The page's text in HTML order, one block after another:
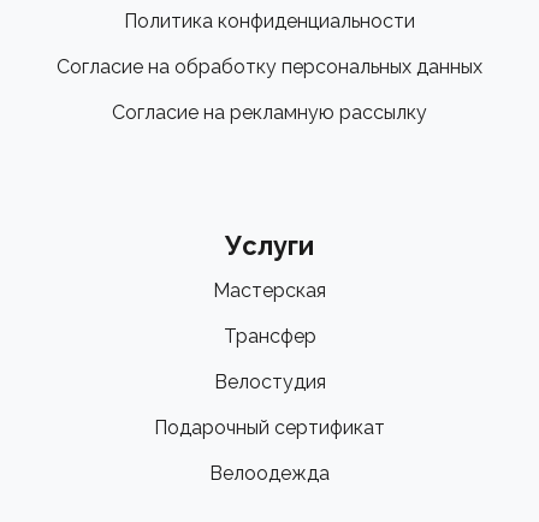
Политика конфиденциальности
Согласие на обработку персональных данных
Согласие на рекламную рассылку
Услуги
Мастерская
Трансфер
Велостудия
Подарочный сертификат
Велоодежда